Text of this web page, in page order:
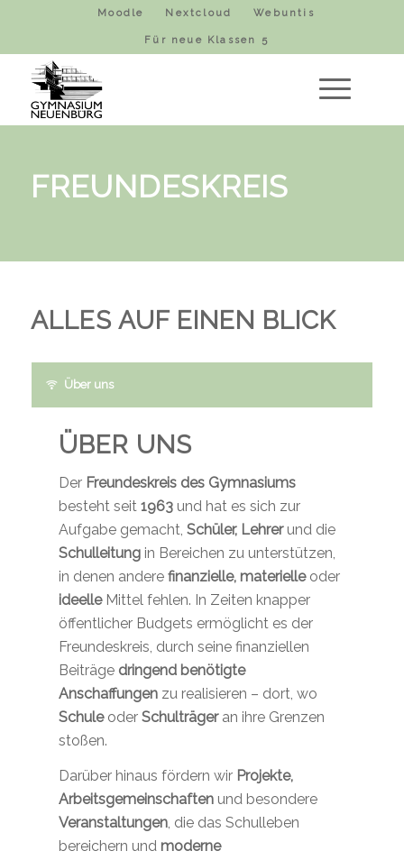
Moodle Nextcloud Webuntis
Für neue Klassen 5
FREUNDESKREIS
ALLES AUF EINEN BLICK
Über uns
ÜBER UNS
Der Freundeskreis des Gymnasiums
besteht seit 1963und hat es sich zur
Aufgabe gemacht, Schüler, Lehrerund die
Schulleitungin Bereichen zu unterstützen,
in denen andere finanzielle, materielleoder
ideelleMittel fehlen. In Zeiten knapper
öffentlicher Budgets ermöglicht es der
Freundeskreis, durch seine finanziellen
Beiträge dringend benötigte
Anschaffungenzu realisieren – dort, wo
Schuleoder Schulträgeran ihre Grenzen
stoßen.
Darüber hinaus fördern wir Projekte,
Arbeitsgemeinschaftenund besondere
Veranstaltungen, die das Schulleben
bereichern und moderne